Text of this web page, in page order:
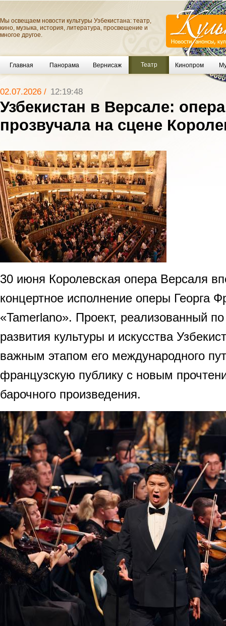
Мы освещаем новости культуры Узбекистана: театр,
кино, музыка, история, литература, просвещение и
многое другое.
Главная Панорама Вернисаж Театр Кинопром
02.07.2026 / 12:19:48
Узбекистан в Версале:
прозвучала на сцене
30 июня Королевская опера Версаля
концертное исполнение оперы Георга
«Tamerlano». Проект, реализованный
развития культуры и искусства
важным этапом его международного
французскую публику с новым
барочного произведения.